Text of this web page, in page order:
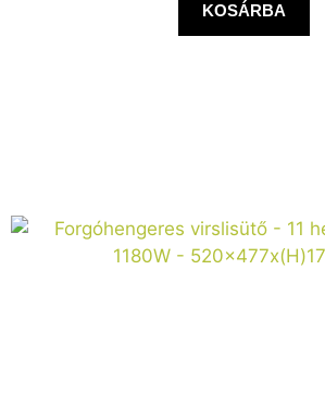
KOSÁRBA